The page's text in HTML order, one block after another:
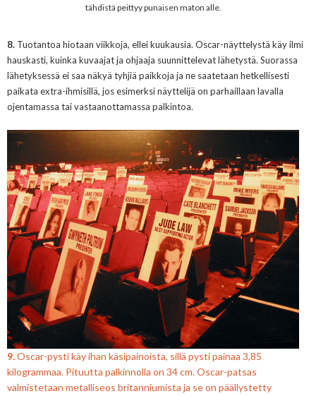
tähdistä peittyy punaisen maton alle.
8. Tuotantoa hiotaan viikkoja, ellei kuukausia. Oscar-näyttelystä käy ilmi
hauskasti, kuinka kuvaajat ja ohjaaja suunnittelevat lähetystä. Suorassa
lähetyksessä ei saa näkyä tyhjiä paikkoja ja ne saatetaan hetkellisesti
paikata extra-ihmisillä, jos esimerksi näyttelijä on parhaillaan lavalla
ojentamassa tai vastaanottamassa palkintoa.
9.Oscar-pysti käy ihan käsipainoista, sillä pysti painaa 3,85
kilogrammaa. Pituutta palkinnolla on 34 cm. Oscar-patsas
valmistetaan metalliseos britanniumista ja se on päällystetty